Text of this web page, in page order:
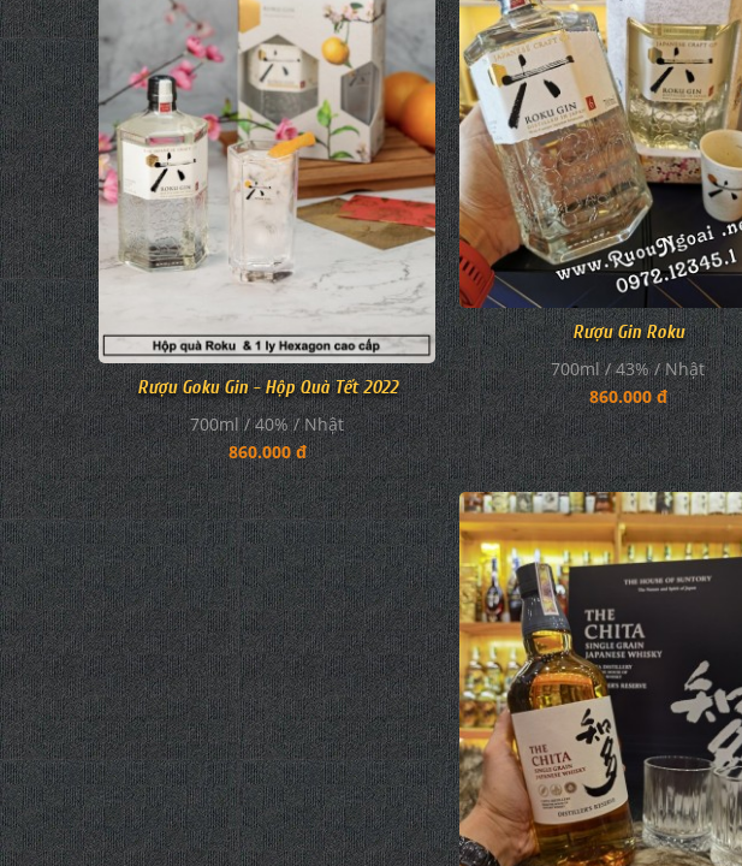
Rượu Goku Gin - Hộp Quà Tết 2022
700ml / 40% / Nhật
860.000 đ
Rượu Gin Roku
700ml / 43% / Nhật
860.000 đ